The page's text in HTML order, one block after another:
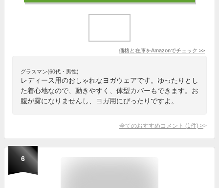
価格と在庫をAmazonでチェック >>
グラスマン(60代・男性)
レディース用のおしゃれなヨガウェアです。ゆったりとし
た着心地なので、動きやすく、体型カバーもできます。お
腹が露になりませんし、ヨガ用にぴったりですよ。
全てのおすすめコメント (1 件) >
6